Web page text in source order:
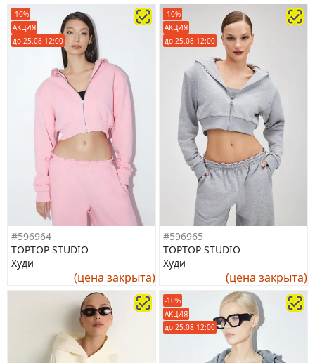
-10%
АКЦИЯ
до 25.08 12:00
#596964
TOPTOP STUDIO
Худи
(цена закрыта)
-10%
АКЦИЯ
до 25.08 12:00
#596965
TOPTOP STUDIO
Худи
(цена закрыта)
-10%
АКЦИЯ
до 25.08 12:00